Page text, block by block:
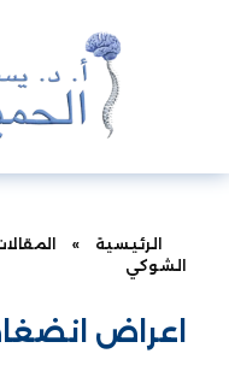
الرئيسية »
الشوكي
اعراض